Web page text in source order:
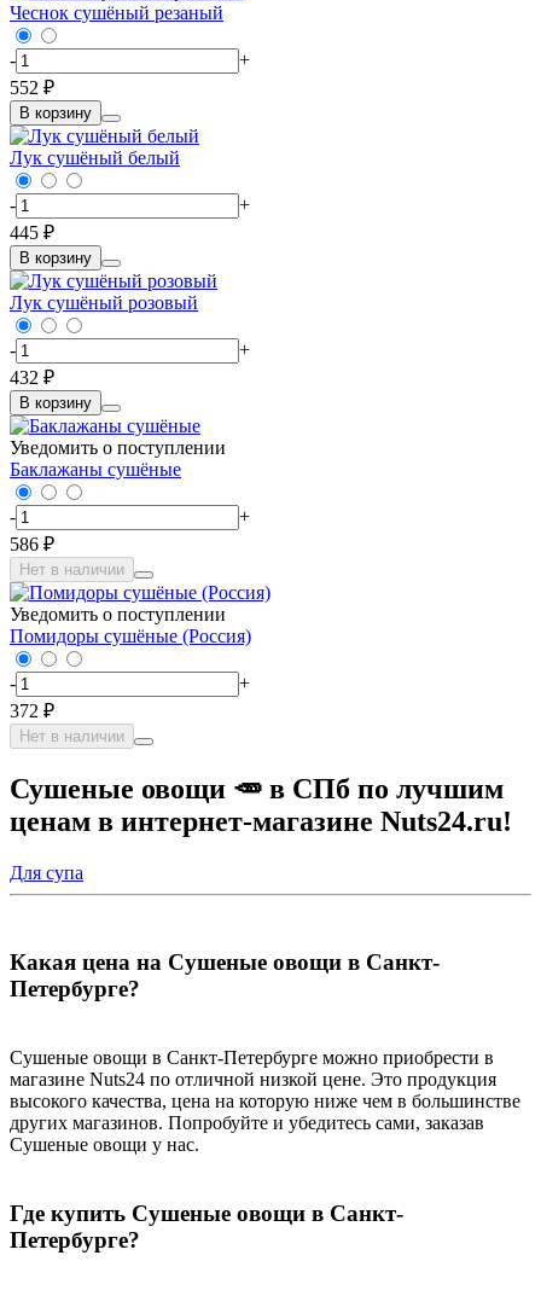
Чеснок сушёный резаный
-
+
552 ₽
В корзину
Лук сушёный белый
-
+
445 ₽
В корзину
Лук сушёный розовый
-
+
432 ₽
В корзину
Уведомить о поступлении
Баклажаны сушёные
-
+
586 ₽
Нет в наличии
Уведомить о поступлении
Помидоры сушёные (Россия)
-
+
372 ₽
Нет в наличии
Сушеные овощи 🥕 в СПб по лучшим
ценам в интернет-магазине Nuts24.ru!
Для супа
Какая цена на Сушеные овощи в Санкт-
Петербурге?
Сушеные овощи в Санкт-Петербурге можно приобрести в
магазине Nuts24 по отличной низкой цене. Это продукция
высокого качества, цена на которую ниже чем в большинстве
других магазинов. Попробуйте и убедитесь сами, заказав
Сушеные овощи у нас.
Где купить Сушеные овощи в Санкт-
Петербурге?